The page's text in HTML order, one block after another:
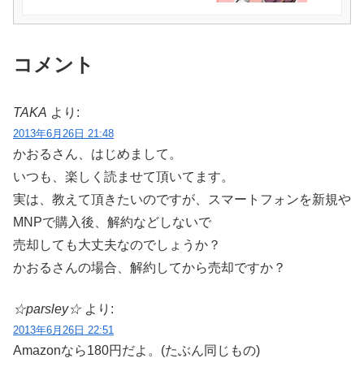
コメント
TAKA より:
2013年6月26日 21:48
かおるさん、はじめまして。
いつも、楽しく読ませて頂いてます。
実は、教えて頂きたいのですが、スマートフォンを新規や
MNPで購入後、解約などしないで
売却しても大丈夫なのでしょうか？
かおるさんの場合、解約してから売却ですか？
☆parsley☆ より:
2013年6月26日 22:51
Amazonなら180円だよ。(たぶん同じもの)